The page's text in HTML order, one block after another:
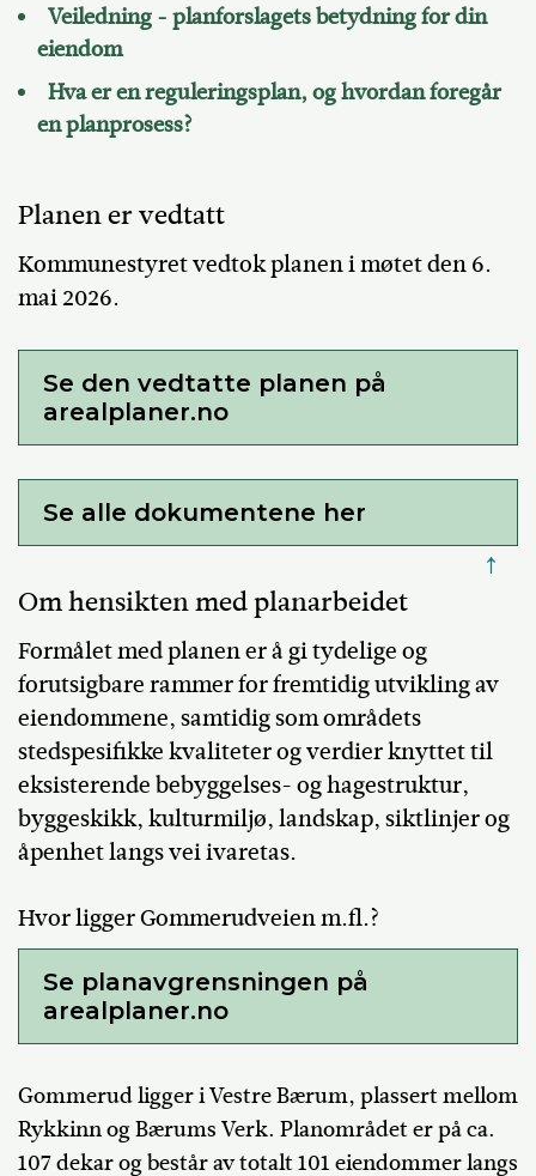
Veiledning - planforslagets betydning for din
eiendom
Hva er en reguleringsplan, og hvordan foregår
en planprosess?
Planen er vedtatt
Kommunestyret vedtok planen i møtet den 6.
mai 2026.
Se den vedtatte planen på
arealplaner.no
Se alle dokumentene her
↑
Om hensikten med planarbeidet
Formålet med planen erå gi tydelige og
forutsigbare rammer for fremtidig utvikling av
eiendommene, samtidig som områdets
stedspesifikke kvaliteter og verdier knyttet til
eksisterende bebyggelses- og hagestruktur,
byggeskikk, kulturmiljø, landskap, siktlinjer og
åpenhet langs vei ivaretas.
Hvor ligger Gommerudveien m.fl.?
Se planavgrensningen på
arealplaner.no
Gommerudligger i Vestre Bærum, plassert mellom
Rykkinn og Bærums Verk. Planområdet er på ca.
107 dekar og består av totalt 101 eiendommer langs